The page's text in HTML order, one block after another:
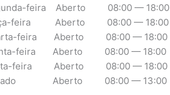
feira Aberto 08:00 — 18:00
feira Aberto 08:00 — 18:00
feira Aberto 08:00 — 18:00
feira Aberto 08:00 — 18:00
feira Aberto 08:00 — 18:00
Aberto 08:00 — 13:00